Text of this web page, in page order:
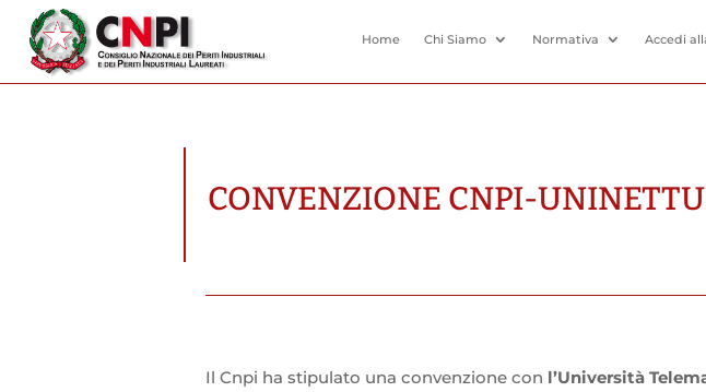
Home Chi Siamo Normativa Accedi
CONVENZIONE CNPI-
Il Cnpi ha stipulato una convenzione con l’Università